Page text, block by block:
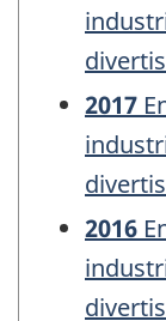
2017
2016